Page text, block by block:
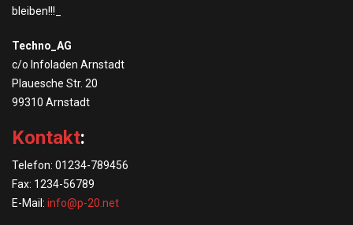
bleiben!!!_
Techno_AG
c/o Infoladen Arnstadt
Plauesche Str. 20
99310 Arnstadt
Kontakt:
Telefon: 01234-789456
Fax: 1234-56789
E-Mail: info@p-20.net